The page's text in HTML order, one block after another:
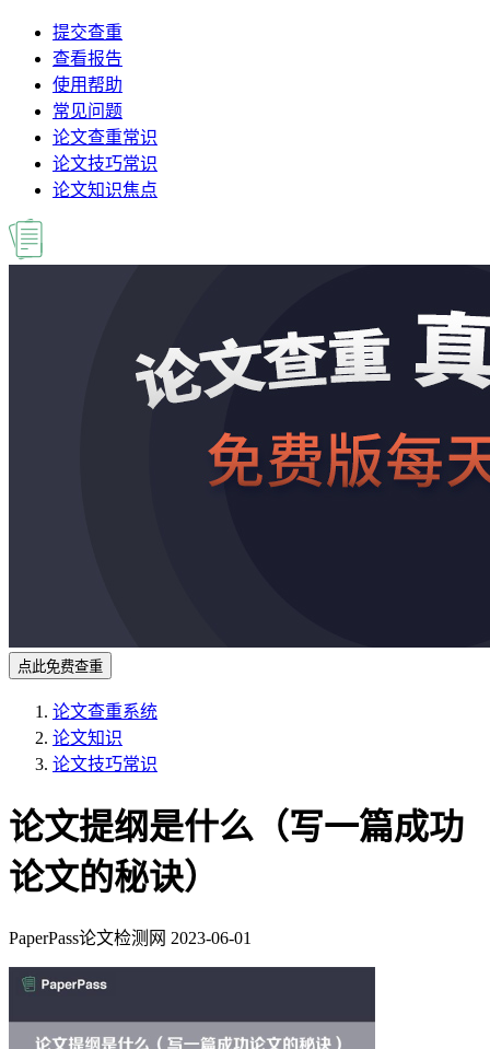
提交查重
查看报告
使用帮助
常见问题
论文查重常识
论文技巧常识
论文知识焦点
点此免费查重
论文查重系统
论文知识
论文技巧常识
论文提纲是什么（写一篇成功
论文的秘诀）
PaperPass论文检测网 2023-06-01